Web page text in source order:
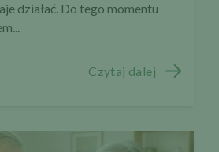
działać. Do tego momentu
Czytaj dalej